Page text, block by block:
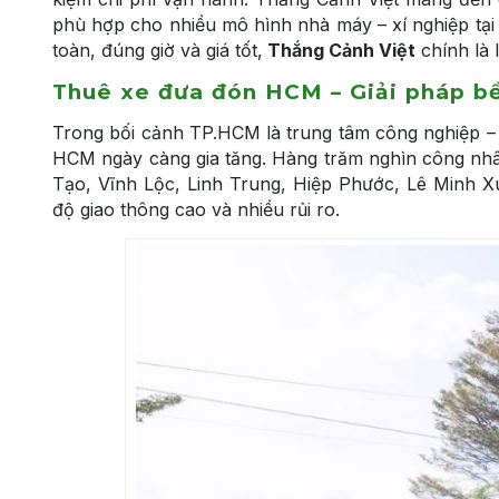
phù hợp cho nhiều mô hình nhà máy – xí nghiệp
toàn, đúng giờ và giá tốt, Thắng Cảnh Việt chính là
Thuê xe đưa đón HCM – Giải pháp
Trong bối cảnh TP.HCM là trung tâm công
HCM ngày càng gia tăng. Hàng trăm nghìn công
Tạo, Vĩnh Lộc, Linh Trung, Hiệp Phước, Lê Minh
độ giao thông cao và nhiều rủi ro.